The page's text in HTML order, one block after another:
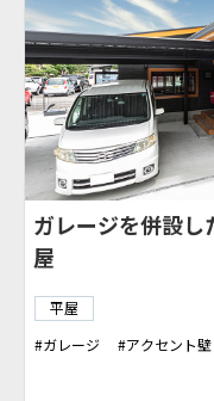
ガレージを併設
屋
平屋
ガレージ
アクセント壁